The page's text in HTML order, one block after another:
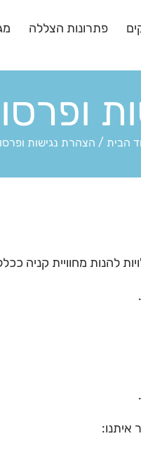
פתרונות הצללה
הבית / הצהרת נגישות
מחוויית קניה ככלל
איתנו: